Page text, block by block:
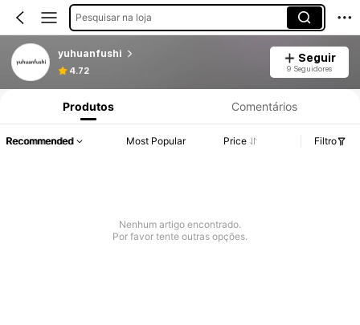
Pesquisar na loja
yuhuanfushi
4.72
Seguir
9 Seguidores
Produtos Comentários
Recommended Most Popular Price Filtro
Nenhum artigo encontrado.
Por favor tente outras opções.